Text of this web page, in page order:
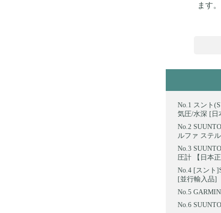
ます
スント
気圧/水深 [日
ルファ ステ
圧計 【日本
[スント
[並行輸入品]